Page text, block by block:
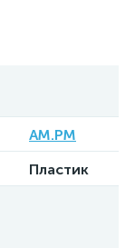
AM.PM
Пластик